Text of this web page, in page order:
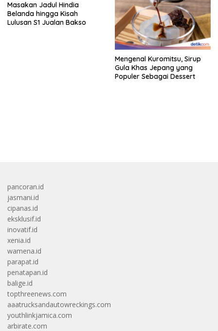
Masakan Jadul Hindia
Belanda hingga Kisah
Lulusan S1 Jualan Bakso
Mengenal Kuromitsu, Sirup
Gula Khas Jepang yang
Populer Sebagai Dessert
pancoran.id
jasmani.id
cipanas.id
eksklusif.id
inovatif.id
xenia.id
wamena.id
parapat.id
penatapan.id
balige.id
topthreenews.com
aaatrucksandautowreckings.com
youthlinkjamica.com
arbirate.com